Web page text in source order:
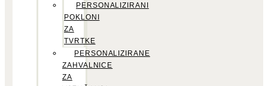
PERSONALIZIRANI
POKLONI
ZA
TVRTKE
PERSONALIZIRANE
ZAHVALNICE
ZA